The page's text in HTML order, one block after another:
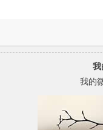
我
我的